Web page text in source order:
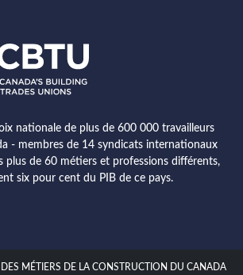
nationale de plus de 600 000 travailleurs
- membres de 14 syndicats internationaux
plus de 60 métiers et professions différents,
six pour cent du PIB de ce pays.
MÉTIERS DE LA CONSTRUCTION DU CANADA